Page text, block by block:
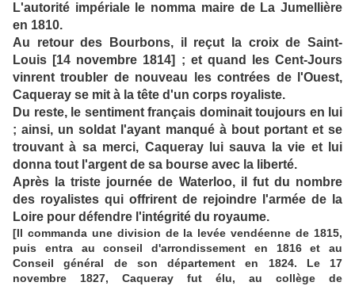
L'autorité impériale le nomma maire de La Jumellière
en 1810.
Au retour des Bourbons, il reçut la croix de Saint-
Louis [14 novembre 1814] ; et quand les Cent-Jours
vinrent troubler de nouveau les contrées de l'Ouest,
Caqueray se mit à la tête d'un corps royaliste.
Du reste, le sentiment français dominait toujours en lui
; ainsi, un soldat l'ayant manqué à bout portant et se
trouvant à sa merci, Caqueray lui sauva la vie et lui
donna tout l'argent de sa bourse avec la liberté.
Après la triste journée de Waterloo, il fut du nombre
des royalistes qui offrirent de rejoindre l'armée de la
Loire pour défendre l'intégrité du royaume.
[Il commanda une division de la levée vendéenne de 1815,
puis entra au conseil d'arrondissement en 1816 et au
Conseil général de son département en 1824. Le 17
novembre 1827, Caqueray fut élu, au collège de